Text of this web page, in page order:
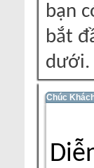
bạn
bắt
dưới.
Chúc